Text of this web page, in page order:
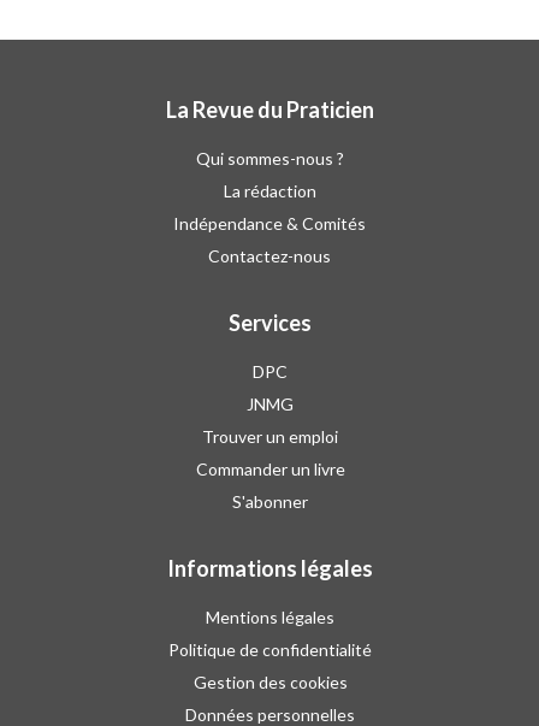
La Revue du Praticien
Qui sommes-nous ?
La rédaction
Indépendance & Comités
Contactez-nous
Services
DPC
JNMG
Trouver un emploi
Commander un livre
S'abonner
Informations légales
Mentions légales
Politique de confidentialité
Gestion des cookies
Données personnelles